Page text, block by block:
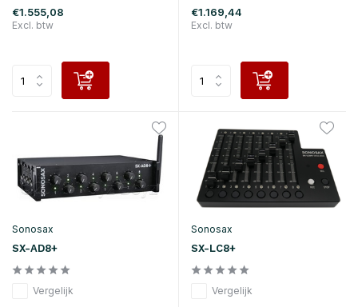
€1.555,08
Excl. btw
€1.169,44
Excl. btw
Sonosax
SX-AD8+
Vergelijk
Sonosax
SX-LC8+
Vergelijk